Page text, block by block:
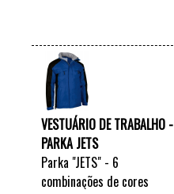
VESTUÁRIO DE TRABALHO -
PARKA JETS
Parka "JETS" - 6
combinações de cores